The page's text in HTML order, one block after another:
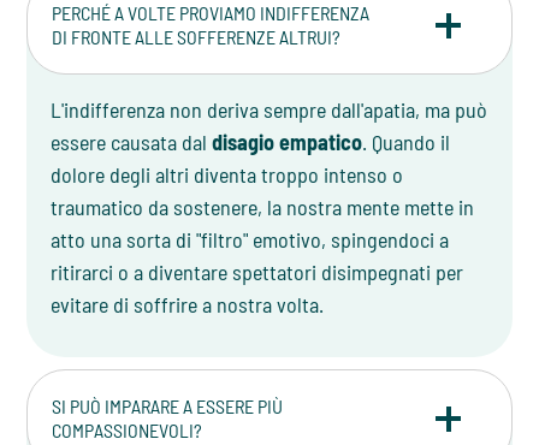
PERCHÉ A VOLTE PROVIAMO INDIFFERENZA
DI FRONTE ALLE SOFFERENZE ALTRUI?
L'indifferenza non deriva sempre dall'apatia, ma può
essere causata daldisagio empatico. Quando il
dolore degli altri diventa troppo intenso o
traumatico da sostenere, la nostra mente mette in
atto una sorta di "filtro" emotivo, spingendoci a
ritirarci o a diventare spettatori disimpegnati per
evitare di soffrire a nostra volta.
SI PUÒ IMPARARE A ESSERE PIÙ
COMPASSIONEVOLI?